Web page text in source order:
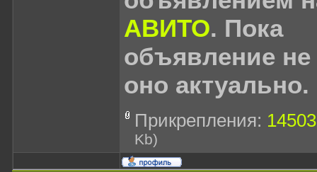
АВИТО. Пока
объявление не
оно актуально.
Прикрепления:
Kb)